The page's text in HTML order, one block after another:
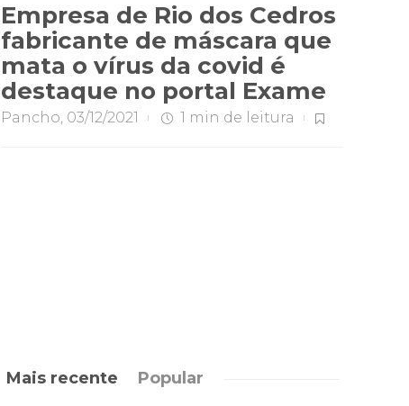
Empresa de Rio dos Cedros
fabricante de máscara que
mata o vírus da covid é
destaque no portal Exame
Pancho, 03/12/2021 1 min de leitura
Mais recente Popular